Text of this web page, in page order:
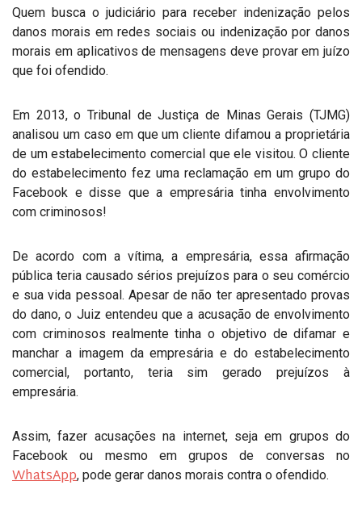
Quem busca o judiciário para receber indenização pelos
danos morais em redes sociais ou indenização por danos
morais em aplicativos de mensagens deve provar em juízo
que foi ofendido.
Em 2013, o Tribunal de Justiça de Minas Gerais (TJMG)
analisou um caso em que um cliente difamou a proprietária
de um estabelecimento comercial que ele visitou. O cliente
do estabelecimento fez uma reclamação em um grupo do
Facebook e disse que a empresária tinha envolvimento
com criminosos!
De acordo com a vítima, a empresária, essa afirmação
pública teria causado sérios prejuízos para o seu comércio
e sua vida pessoal. Apesar de não ter apresentado provas
do dano, o Juiz entendeu que a acusação de envolvimento
com criminosos realmente tinha o objetivo de difamar e
manchar a imagem da empresária e do estabelecimento
comercial, portanto, teria sim gerado prejuízos à
empresária.
Assim, fazer acusações na internet, seja em grupos do
Facebook ou mesmo em grupos de conversas no
WhatsApp, pode gerar danos morais contra o ofendido.